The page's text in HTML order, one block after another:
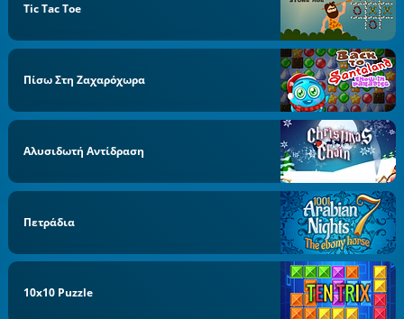
Tic Tac Toe
Πίσω Στη Ζαχαρόχωρα
Αλυσιδωτή Αντίδραση
Πετράδια
10x10 Puzzle